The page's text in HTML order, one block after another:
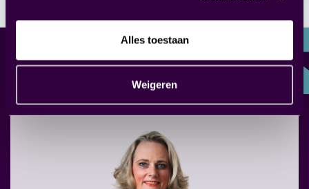
Alles toestaan
Weigeren